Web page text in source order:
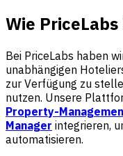
Wie
Bei PriceLabs haben
unabhängigen
zur Verfügung zu
nutzen. Unsere
Property-
Manager integrieren,
automatisieren.